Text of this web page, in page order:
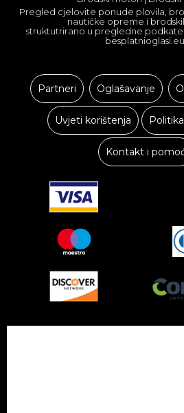
USLUGE
LJEPOTA I
Pregled cjelovite ponude plovila,
nautičke opreme i
struktutrirano u pregledne
Partneri Oglašavanje
Uvjeti korištenja
Kontakt i